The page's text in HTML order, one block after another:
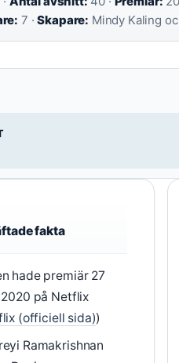
7 ·Skapare: Mindy Kaling
fakta
hade premiär 27
på Netflix
(officiell sida))
Ramakrishnan